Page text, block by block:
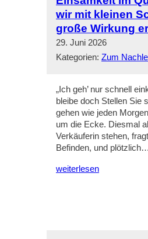
wir mit kleinen
große Wirkung
29. Juni 2026
Kategorien: Zum
„Ich geh’ nur schnell
bleibe doch Stellen Sie
gehen wie jeden
um die Ecke. Diesmal
Verkäuferin stehen,
Befinden, und plötzlich…
weiterlesen